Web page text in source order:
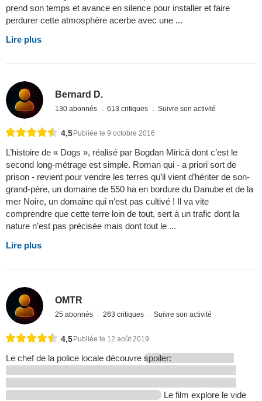
prend son temps et avance en silence pour installer et faire
perdurer cette atmosphère acerbe avec une ...
Lire plus
Bernard D.
130 abonnés 613 critiques Suivre son activité
4,5Publiée le 9 octobre 2016
L’histoire de « Dogs », réalisé par Bogdan Mirică dont c’est le
second long-métrage est simple. Roman qui - a priori sort de
prison - revient pour vendre les terres qu’il vient d’hériter de son-
grand-père, un domaine de 550 ha en bordure du Danube et de la
mer Noire, un domaine qui n’est pas cultivé ! Il va vite
comprendre que cette terre loin de tout, sert à un trafic dont la
nature n’est pas précisée mais dont tout le ...
Lire plus
OMTR
25 abonnés 263 critiques Suivre son activité
4,5 Publiée le 12 août 2019
Le chef de la police locale découvre spoiler:
Le film explore le vide